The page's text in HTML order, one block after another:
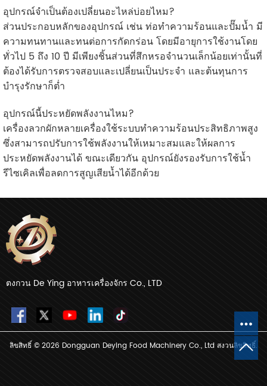
อุปกรณ์จำเป็นต้องเปลี่ยนอะไหล่บ่อยไหม?
ส่วนประกอบหลักของอุปกรณ์ เช่น ท่อทำความร้อนและปั๊มน้ำ มี
ความทนทานและทนต่อการกัดกร่อน โดยมีอายุการใช้งานโดย
ทั่วไป 5 ถึง 10 ปี มีเพียงชิ้นส่วนที่สึกหรอจำนวนเล็กน้อยเท่านั้นที่
ต้องได้รับการตรวจสอบและเปลี่ยนเป็นประจำ และต้นทุนการ
บำรุงรักษาก็ต่ำ
อุปกรณ์นี้ประหยัดพลังงานไหม?
เครื่องลวกผักหลายเครื่องใช้ระบบทำความร้อนประสิทธิภาพสูง
ซึ่งสามารถปรับการใช้พลังงานให้เหมาะสมและให้ผลการ
ประหยัดพลังงานได้ ขณะเดียวกัน อุปกรณ์ยังรองรับการใช้น้ำ
รีไซเคิลเพื่อลดการสูญเสียน้ำได้อีกด้วย
ตงกวน De Ying อาหารเครื่องจักร Co., LTD
ลิขสิทธิ์ © 2026 Dongguan Deying Food Machinery Co., Ltd สงวนลิขสิทธิ์.